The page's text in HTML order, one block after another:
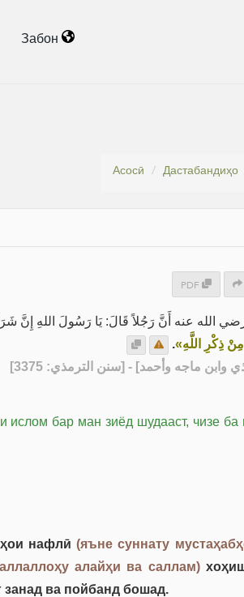
Забон
Асосӣ Дастабандиҳо
PDF
الله عنه أَنَّ رَجُلاً قَالَ: يَا رَسُولَ اللهِ إِنَّ
ذِكْرِ اللَّهِ».
وابن ماجه وأحمد] - [سنن الترمذي: 3375]
ислом бар ман зиёд шудааст, чизе ба
нафлӣ(яъне суннату
алайҳи ва саллам)
занад ва пойбанд бошад.